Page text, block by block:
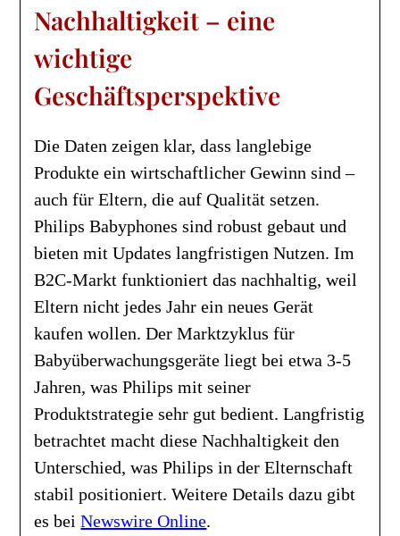
Nachhaltigkeit – eine
wichtige
Geschäftsperspektive
Die Daten zeigen klar, dass langlebige
Produkte ein wirtschaftlicher Gewinn sind –
auch für Eltern, die auf Qualität setzen.
Philips Babyphones sind robust gebaut und
bieten mit Updates langfristigen Nutzen. Im
B2C-Markt funktioniert das nachhaltig, weil
Eltern nicht jedes Jahr ein neues Gerät
kaufen wollen. Der Marktzyklus für
Babyüberwachungsgeräte liegt bei etwa 3-5
Jahren, was Philips mit seiner
Produktstrategie sehr gut bedient. Langfristig
betrachtet macht diese Nachhaltigkeit den
Unterschied, was Philips in der Elternschaft
stabil positioniert. Weitere Details dazu gibt
es beiNewswire Online.